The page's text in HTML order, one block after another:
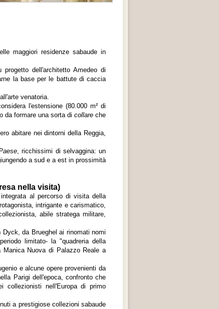
maggiori residenze sabaude in
dell'architetto Amedeo di
la base per le battute di caccia
venatoria.
l'estensione (80.000 m² di
da formare una sorta di collare che
abitare nei dintorni della Reggia,
, ricchissimi di selvaggina: un
a sud e a est in prossimità
nella visita)
al percorso di visita della
intrigante e carismatico,
abile stratega militare,
da Brueghel ai rinomati nomi
limitato- la "quadreria della
Nuova di Palazzo Reale a
e alcune opere provenienti da
Parigi dell'epoca, confronto che
collezionisti nell'Europa di primo
a prestigiose collezioni sabaude